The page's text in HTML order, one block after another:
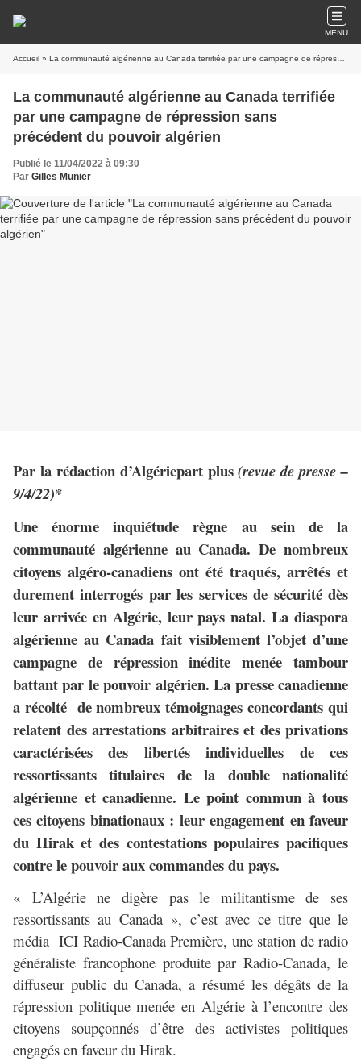
MENU
Accueil » La communauté algérienne au Canada terrifiée par une campagne de répression sans précédent du pouvoir algérien
La communauté algérienne au Canada terrifiée
par une campagne de répression sans
précédent du pouvoir algérien
Publié le 11/04/2022 à 09:30
Par Gilles Munier
Par la rédaction d’Algériepart plus(revue de presse –
9/4/22)*
Une énorme inquiétude règne au sein de la
communauté algérienne au Canada. De nombreux
citoyens algéro-canadiens ont été traqués, arrêtés et
durement interrogés par les services de sécurité dès
leur arrivée en Algérie, leur pays natal. La diaspora
algérienne au Canada fait visiblement l’objet d’une
campagne de répression inédite menée tambour
battant par le pouvoir algérien. La presse canadienne
a récolté de nombreux témoignages concordants qui
relatent des arrestations arbitraires et des privations
caractérisées des libertés individuelles de ces
ressortissants titulaires de la double nationalité
algérienne et canadienne. Le point commun à tous
ces citoyens binationaux : leur engagement en faveur
du Hirak et des contestations populaires pacifiques
contre le pouvoir aux commandes du pays.
« L’Algérie ne digère pas le militantisme de ses
ressortissants au Canada », c’est avec ce titre que le
média ICI Radio-Canada Première, une station de radio
généraliste francophone produite par Radio-Canada, le
diffuseur public du Canada, a résumé les dégâts de la
répression politique menée en Algérie à l’encontre des
citoyens soupçonnés d’être des activistes politiques
engagés en faveur du Hirak.